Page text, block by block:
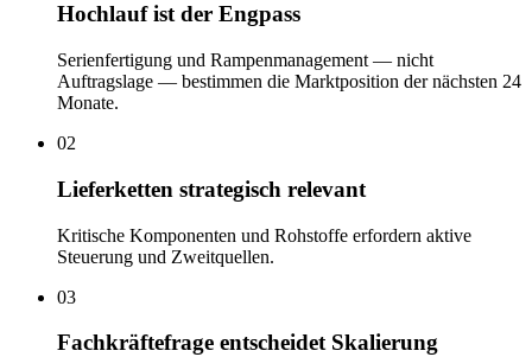
Hochlauf ist der Engpass
Serienfertigung und Rampenmanagement — nicht
Auftragslage — bestimmen die Marktposition der nächsten 24
Monate.
02
Lieferketten strategisch relevant
Kritische Komponenten und Rohstoffe erfordern aktive
Steuerung und Zweitquellen.
03
Fachkräftefrage entscheidet Skalierung